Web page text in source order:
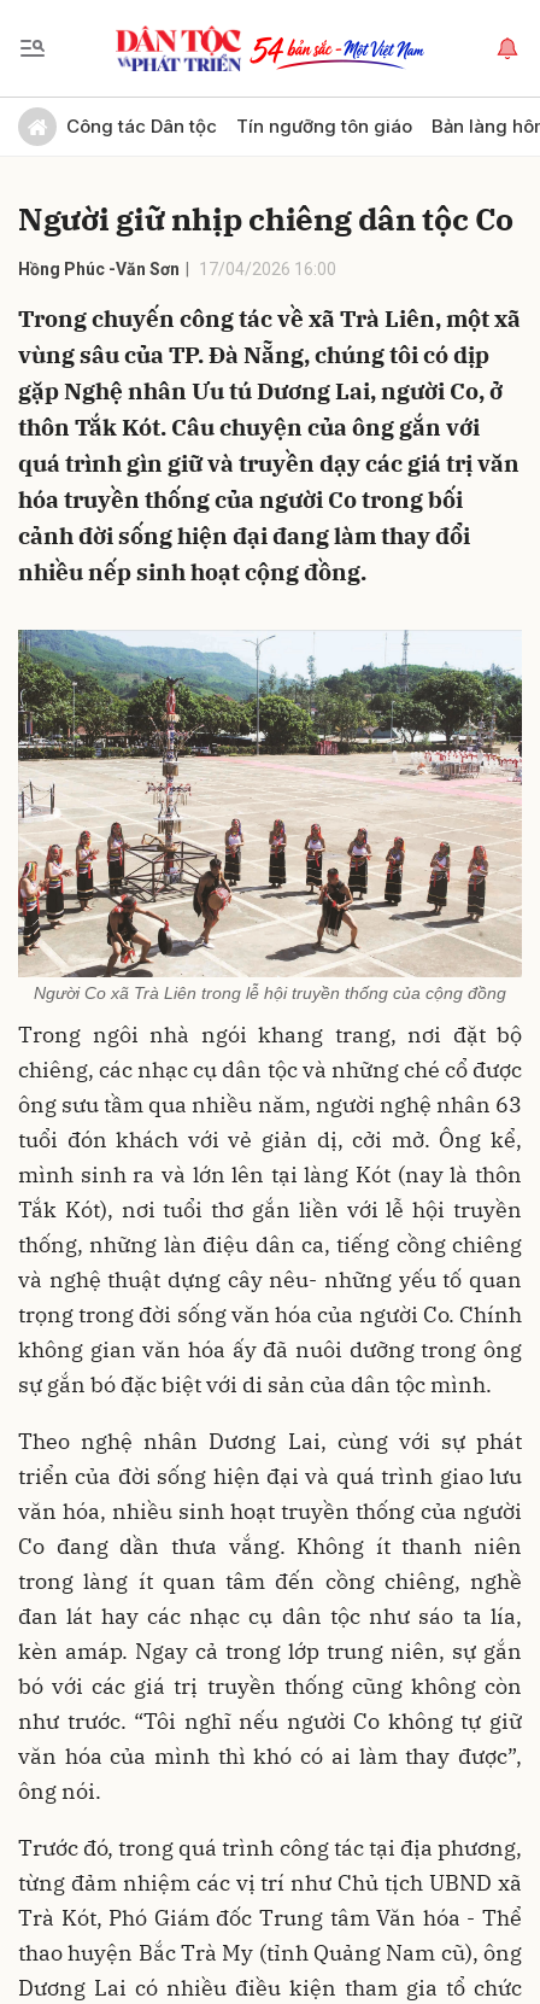
Công tác Dân tộc Tín ngưỡng tôn giáo Bản làng
Người giữ nhịp chiêng dân tộc Co
Hồng Phúc -Văn Sơn 17/04/2026 16:00
Trong chuyến công tác về xã Trà Liên, một xã
vùng sâu của TP. Đà Nẵng, chúng tôi có dịp
gặp Nghệ nhân Ưu tú Dương Lai, người Co, ở
thôn Tắk Kót. Câu chuyện của ông gắn với
quá trình gìn giữ và truyền dạy các giá trị văn
hóa truyền thống của người Co trong bối
cảnh đời sống hiện đại đang làm thay đổi
nhiều nếp sinh hoạt cộng đồng.
Người Co xã Trà Liên trong lễ hội truyền thống của cộng đồng
Trong ngôi nhà ngói khang trang, nơi đặt bộ
chiêng, các nhạc cụ dân tộc và những ché cổ được
ông sưu tầm qua nhiều năm, người nghệ nhân 63
tuổi đón khách với vẻ giản dị, cởi mở. Ông kể,
mình sinh ra và lớn lên tại làng Kót (nay là thôn
Tắk Kót), nơi tuổi thơ gắn liền với lễ hội truyền
thống, những làn điệu dân ca, tiếng cồng chiêng
và nghệ thuật dựng cây nêu- những yếu tố quan
trọng trong đời sống văn hóa của người Co. Chính
không gian văn hóa ấy đã nuôi dưỡng trong ông
sự gắn bó đặc biệt với di sản của dân tộc mình.
Theo nghệ nhân Dương Lai, cùng với sự phát
triển của đời sống hiện đại và quá trình giao lưu
văn hóa, nhiều sinh hoạt truyền thống của người
Co đang dần thưa vắng. Không ít thanh niên
trong làng ít quan tâm đến cồng chiêng, nghề
đan lát hay các nhạc cụ dân tộc như sáo ta lía,
kèn amáp. Ngay cả trong lớp trung niên, sự gắn
bó với các giá trị truyền thống cũng không còn
như trước. “Tôi nghĩ nếu người Co không tự giữ
văn hóa của mình thì khó có ai làm thay được”,
ông nói.
Trước đó, trong quá trình công tác tại địa phương,
từng đảm nhiệm các vị trí như Chủ tịch UBND xã
Trà Kót, Phó Giám đốc Trung tâm Văn hóa - Thể
thao huyện Bắc Trà My (tỉnh Quảng Nam cũ), ông
Dương Lai có nhiều điều kiện tham gia tổ chức
Gửi bình luận
Hủy Gửi